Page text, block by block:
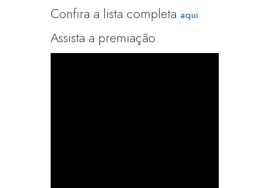
Confira a lista completa aqui.
Assista a premiação: